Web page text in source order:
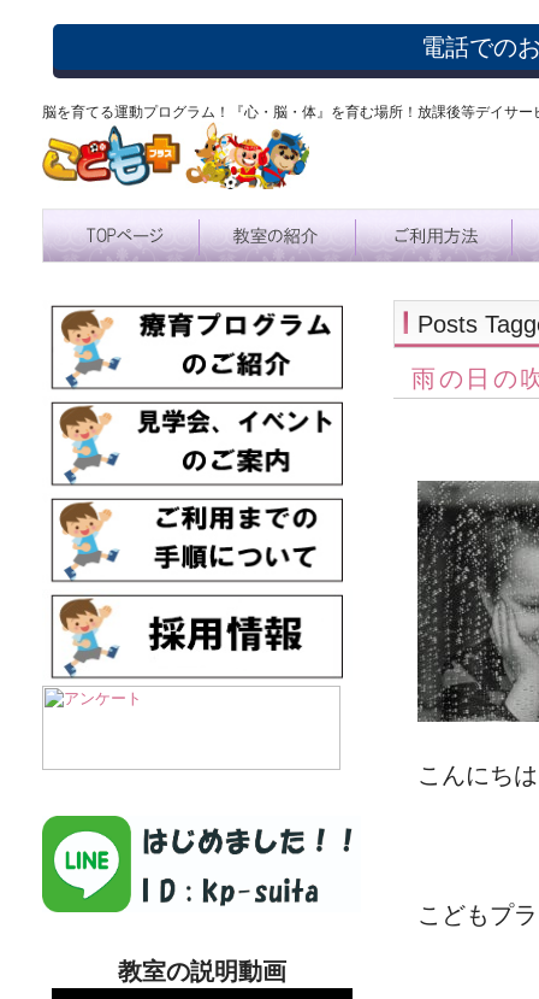
電話での
脳を育てる運動プログラム！『心・脳・体』を育む場所！放課後等デイ
Posts
雨の日の
こんにち
こどもプ
教室の説明動画